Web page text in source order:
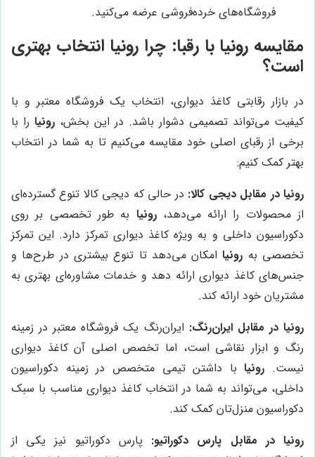
فروشگاه‌های خرده‌فروشی عرضه می‌کنید.
مقایسه رونیا با رقبا: چرا رونیا انتخاب بهتری
است؟
در بازار رقابتی کاغذ دیواری، انتخاب یک فروشگاه معتبر و با
کیفیت می‌تواند تصمیمی دشوار باشد. در این بخش، رونیا را با
برخی از رقبای اصلی خود مقایسه می‌کنیم تا به شما در انتخاب
بهتر کمک کنیم:
رونیادر مقابل دیجی کالا: در حالی که دیجی کالا تنوع گسترده‌ای
از محصولات را ارائه می‌دهد،رونیا به طور تخصصی بر روی
دکوراسیون داخلی و به ویژه کاغذ دیواری تمرکز دارد. این تمرکز
تخصصی به رونیاامکان می‌دهد تا تنوع بیشتری در طرح‌ها و
جنس‌های کاغذ دیواری ارائه دهد و خدمات مشاوره‌ای بهتری به
مشتریان خود ارائه کند.
رونیادر مقابل ایران‌رنگ: ایران‌رنگ یک فروشگاه معتبر در زمینه
رنگ و ابزار نقاشی است، اما تخصص اصلی آن کاغذ دیواری
نیست. رونیابا داشتن تیمی متخصص در زمینه دکوراسیون
داخلی، می‌تواند به شما در انتخاب کاغذ دیواری مناسب با سبک
دکوراسیون منزل‌تان کمک کند.
رونیادر مقابل پارس دکوراتیو: پارس دکوراتیو نیز یکی از